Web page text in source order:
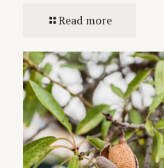
Read more